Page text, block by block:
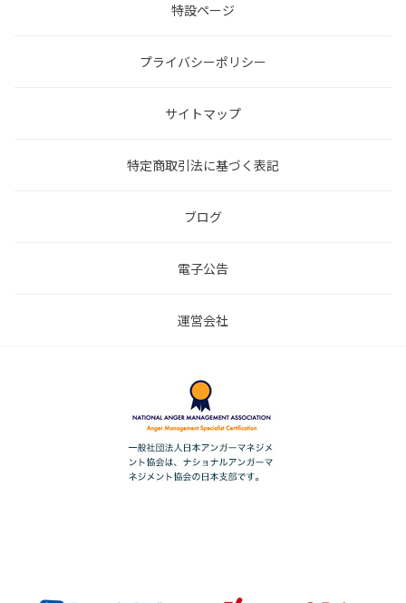
特設ページ
プライバシーポリシー
サイトマップ
特定商取引法に基づく表記
ブログ
電子公告
運営会社